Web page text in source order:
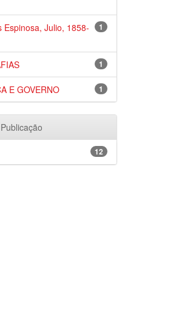
1
Espinosa, Julio, 1858-
1
1
E GOVERNO
12